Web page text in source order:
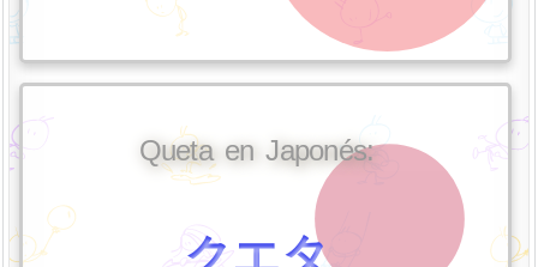
Queta en Japonés: